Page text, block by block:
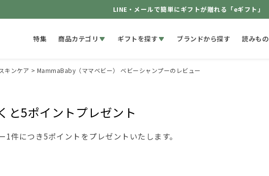
LINE・メールで簡単にギフトが贈れる「eギフト」
特集 商品カテゴリ ギフトを探す ブランドから探す 読みもの
スキンケア MammaBaby（ママベビー） ベビーシャンプーのレビュー
と5ポイントプレゼント
件につき5ポイントをプレゼントいたします。